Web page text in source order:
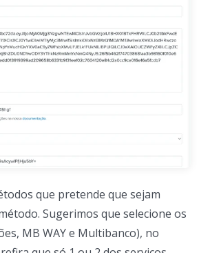
que pretende que sejam
Sugerimos que selecione os
MB WAY e Multibanco), no